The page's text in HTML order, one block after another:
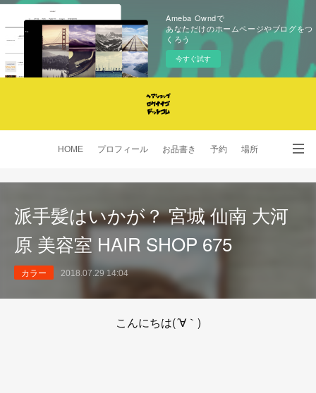
Ameba Owndで
あなただけのホームページやブログをつ
くろう
今すぐ試す
HOME プロフィール お品書き 予約 場所
派手髪はいかが？ 宮城 仙南 大河
原 美容室 HAIR SHOP 675
カラー 2018.07.29 14:04
こんにちは(´∀｀)